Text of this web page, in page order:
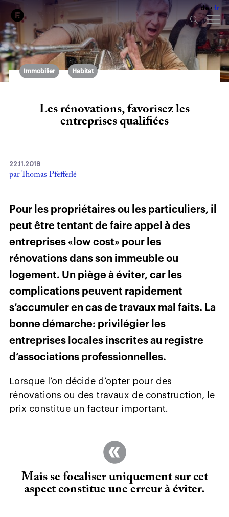
de fr
Immobilier Habitat
Les rénovations, favorisez les
entreprises qualifiées
22.11.2019
par Thomas Pfefferlé
Pour les propriétaires ou les particuliers, il
peut être tentant de faire appel à des
entreprises «low cost» pour les
rénovations dans son immeuble ou
logement. Un piège à éviter, car les
complications peuvent rapidement
s’accumuler en cas de travaux mal faits. La
bonne démarche: privilégier les
entreprises locales inscrites au registre
d’associations professionnelles.
Lorsque l’on décide d’opter pour des
rénovations ou des travaux de construction, le
prix constitue un facteur important.
Mais se focaliser uniquement sur cet
aspect constitue une erreur à éviter.